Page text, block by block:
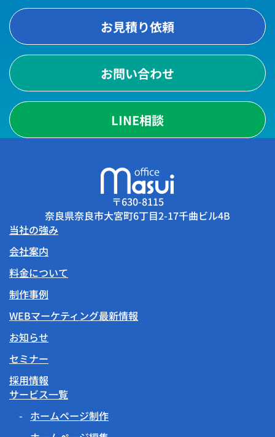
お見積り依頼
お問い合わせ
LINE相談
〒630-8115
奈良県奈良市大宮町6丁目2-17千曲ビル4B
当社の強み
会社案内
料金について
制作事例
WEBマーケティング最新情報
お知らせ
セミナー
採用情報
サービス一覧
ホームページ制作